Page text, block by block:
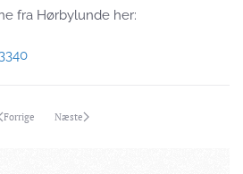
fra Hørbylunde her:
Forrige Næste